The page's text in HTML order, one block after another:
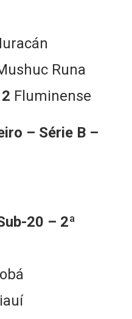
Runa
2 Fluminense
– Série B –
20 – 2ª